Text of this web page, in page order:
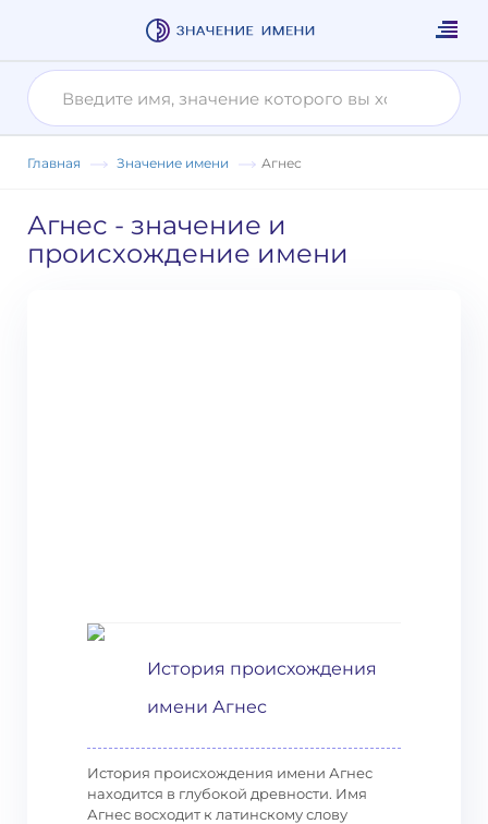
Главная Значение имени Агнес
Агнес - значение и
происхождение имени
История происхождения
имени Агнес
История происхождения имени Агнес
находится в глубокой древности. Имя
Агнес восходит к латинскому слову